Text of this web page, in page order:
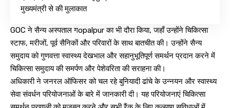
मुख्यमंत्री से की मुलाकात
GOC ने सैन्य अस्पताल गopalpur का भी दौरा किया, जहाँ उन्होंने चिकित्सा
स्टाफ, मरीजों, पूर्व सैनिकों और परिवारों के साथ बातचीत की। उन्होंने सैन्य
समुदाय को गुणवत्ता स्वास्थ्य देखभाल और सहानुभूतिपूर्ण समर्थन प्रदान करने में
चिकित्सा समुदाय की समर्पण और पेशेवरिता की सराहना की।
अधिकारी ने जनरल ऑफिसर को चल रहे बुनियादी ढांचे के उन्नयन और स्वास्थ्य
सेवा संवर्धन परियोजनाओं के बारे में जानकारी दी। यह परियोजनाएं चिकित्सा